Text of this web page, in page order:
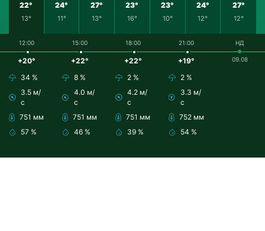
22°
13°
24°
11°
27°
13°
23°
16°
23°
10°
24°
12°
27°
12°
12:00
+20°
34 %
3.5 м/
с
751 мм
57 %
15:00
+22°
8 %
4.0 м/
с
751 мм
46 %
18:00
+22°
2 %
4.2 м/
с
751 мм
39 %
21:00
+19°
2 %
3.3 м/
с
752 мм
54 %
НД
09.08